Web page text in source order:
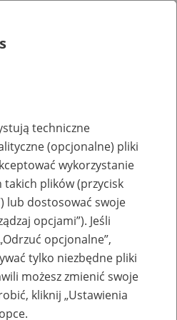
lub
zakładów pracy
techniczne
(opcjonalne) pliki
wykorzystanie
takich plików (przycisk
lub dostosować swoje
opcjami”). Jeśli
opcjonalne”,
tylko niezbędne pliki
możesz zmienić swoje
kliknij „Ustawienia